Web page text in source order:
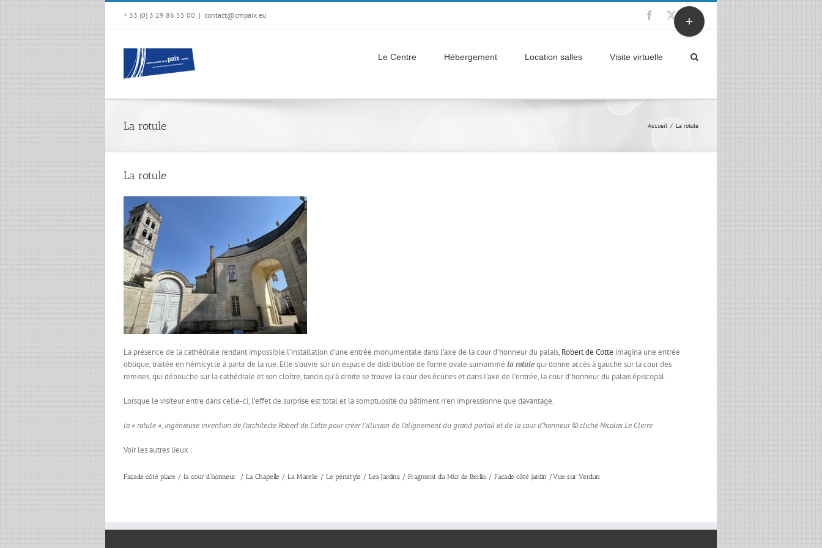
Passer
au
contenu
+ 33 (0) 3 29 86 55 00 | contact@cmpaix.eu Facebook
X YouTube
Le Centre Hébergement Location salles Visite virtuelle
La rotule Accueil La rotule
La rotule
La présence de la cathédrale rendant impossible l’installation d’une entrée monumentale dans l’axe de la cour d’honneur du palais, Robert de Cotte imagina une entrée
oblique, traitée en hémicycle à partir de la rue. Elle s’ouvre sur un espace de distribution de forme ovale surnommé la rotulequi donne accès à gauche sur la cour des
remises, qui débouche sur la cathédrale et son cloître, tandis qu’à droite se trouve la cour des écuries et dans l’axe de l’entrée, la cour d’honneur du palais épiscopal.
Lorsque le visiteur entre dans celle-ci, l’effet de surprise est total et la somptuosité du bâtiment n’en impressionne que davantage.
la « rotule », ingénieuse invention de l’architecte Robert de Cotte pour créer l’illusion de l’alignement du grand portail et de la cour d’honneur © cliché Nicolas Le Clerre
Voir les autres lieux :
Façade côté place / la cour d’honneur / La Chapelle / La Marelle / Le péristyle / Les Jardins / Fragment du Mur de Berlin / Façade côté jardin /Vue sur Verdun
Bascule
de
la
coulissante